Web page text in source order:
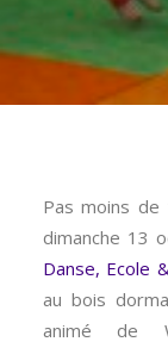
Pas moins
dimanche 13
Danse, Ecole
au bois
animé de